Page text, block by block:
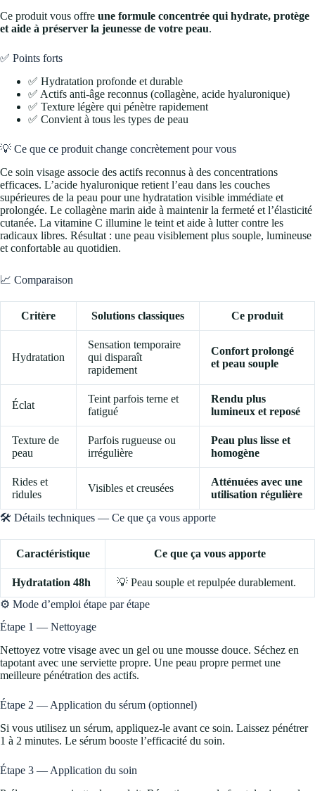
Ce produit vous offre une formule concentrée qui hydrate, protège
et aide à préserver la jeunesse de votre peau.
✅ Points forts
✅ Hydratation profonde et durable
✅ Actifs anti-âge reconnus (collagène, acide hyaluronique)
✅ Texture légère qui pénètre rapidement
✅ Convient à tous les types de peau
💡 Ce que ce produit change concrètement pour vous
Ce soin visage associe des actifs reconnus à des concentrations
efficaces. L’acide hyaluronique retient l’eau dans les couches
supérieures de la peau pour une hydratation visible immédiate et
prolongée. Le collagène marin aide à maintenir la fermeté et l’élasticité
cutanée. La vitamine C illumine le teint et aide à lutter contre les
radicaux libres. Résultat : une peau visiblement plus souple, lumineuse
et confortable au quotidien.
📈 Comparaison
Critère Solutions classiques Ce produit
Hydratation
Sensation temporaire
qui disparaît
rapidement
Confort prolongé
et peau souple
Éclat
Teint parfois terne et
fatigué
Rendu plus
lumineux et reposé
Texture de
peau
Parfois rugueuse ou
irrégulière
Peau plus lisse et
homogène
Rides et
ridules
Visibles et creusées
Atténuées avec une
utilisation régulière
🛠️ Détails techniques — Ce que ça vous apporte
Caractéristique Ce que ça vous apporte
Hydratation 48h
💡 Peau souple et repulpée durablement.
⚙️ Mode d’emploi étape par étape
Étape 1 — Nettoyage
Nettoyez votre visage avec un gel ou une mousse douce. Séchez en
tapotant avec une serviette propre. Une peau propre permet une
meilleure pénétration des actifs.
Étape 2 — Application du sérum (optionnel)
Si vous utilisez un sérum, appliquez-le avant ce soin. Laissez pénétrer
1 à 2 minutes. Le sérum booste l’efficacité du soin.
Étape 3 — Application du soin